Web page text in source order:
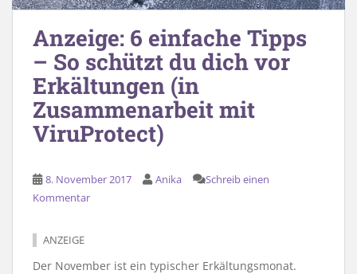
Anzeige: 6 einfache Tipps
– So schützt du dich vor
Erkältungen (in
Zusammenarbeit mit
ViruProtect)
8. November 2017 Anika
Schreib einen
Kommentar
ANZEIGE
Der November ist ein typischer Erkältungsmonat.